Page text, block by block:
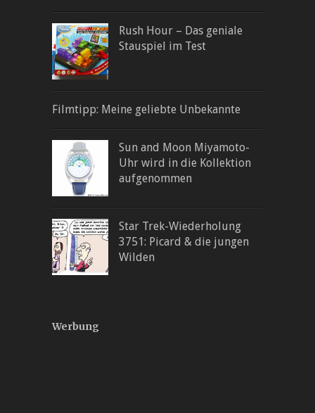
Rush Hour – Das geniale
Stauspiel im Test
Filmtipp: Meine geliebte Unbekannte
Sun and Moon Miyamoto-
Uhr wird in die Kollektion
aufgenommen
Star Trek-Wiederholung
3751: Picard & die jungen
Wilden
Werbung